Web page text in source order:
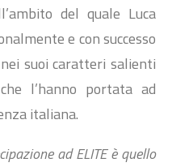
del quale Luca
e con successo
suoi caratteri salienti
l’hanno portata ad
italiana.
ad ELITE è quello